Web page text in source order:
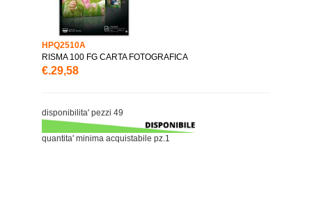
HPQ2510A
RISMA 100 FG CARTA FOTOGRAFICA
€.29,58
disponibilita' pezzi 49
quantita' minima acquistabile pz.1